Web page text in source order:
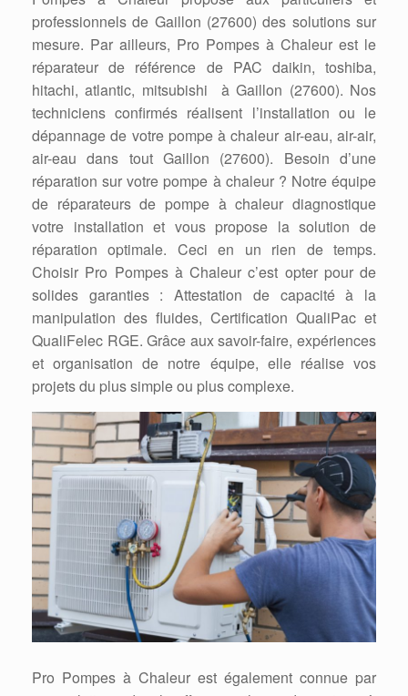
professionnels de Gaillon (27600) des solutions sur
mesure. Par ailleurs, Pro Pompes à Chaleur est le
réparateur de référence de PAC daikin, toshiba,
hitachi, atlantic, mitsubishi à Gaillon (27600). Nos
techniciens confirmés réalisent l’installation ou le
dépannage de votre pompe à chaleur air-eau, air-air,
air-eau dans tout Gaillon (27600). Besoin d’une
réparation sur votre pompe à chaleur ? Notre équipe
de réparateurs de pompe à chaleur diagnostique
votre installation et vous propose la solution de
réparation optimale. Ceci en un rien de temps.
Choisir Pro Pompes à Chaleur c’est opter pour de
solides garanties : Attestation de capacité à la
manipulation des fluides, Certification QualiPac et
QualiFelec RGE. Grâce aux savoir-faire, expériences
et organisation de notre équipe, elle réalise vos
projets du plus simple ou plus complexe.
Pro Pompes à Chaleur est également connue par